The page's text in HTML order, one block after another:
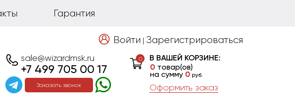
Гарантия
Войти | Зарегистрироваться
sale@wizardmsk.ru
+7 499 705 00 17
Заказать звонок
0
В ВАШЕЙ КОРЗИНЕ:
0 товар(ов)
на сумму 0 руб.
Оформить заказ